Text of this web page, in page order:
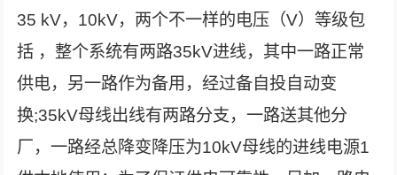
35 kV，10kV，两个不一样的电压（V）等级包
括 ，整个系统有两路35kV进线，其中一路正常
供电，另一路作为备用，经过备自投自动变
换;35kV母线出线有两路分支，一路送其他分
厂，一路经总降变降压为10kV母线的进线电源1